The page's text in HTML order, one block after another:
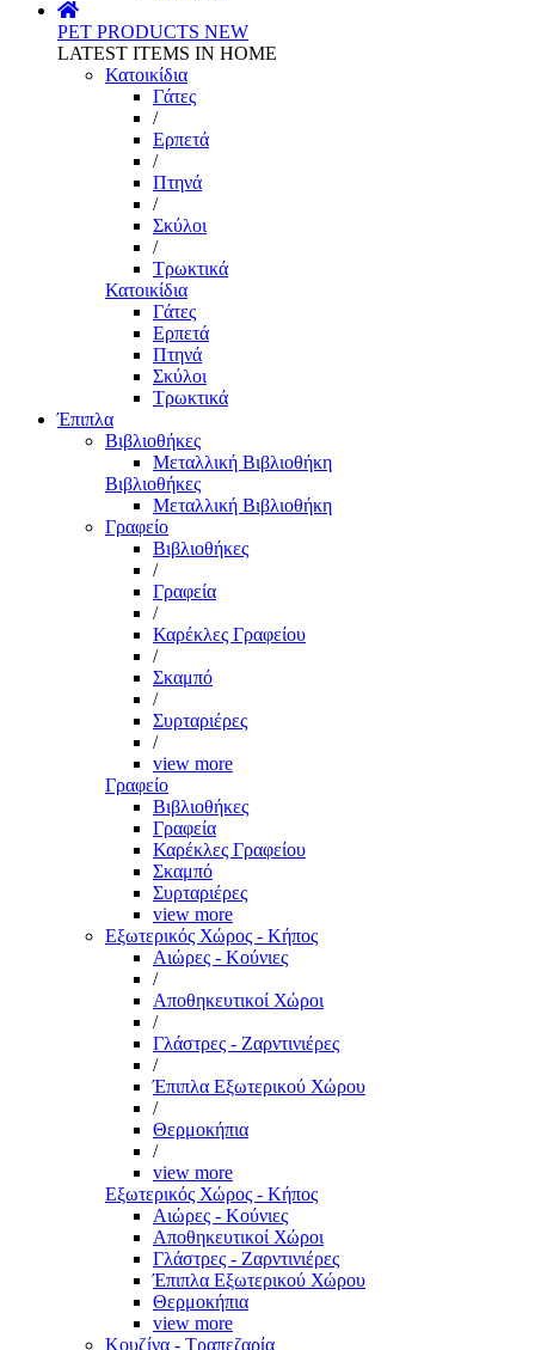
PET PRODUCTS NEW
LATEST ITEMS IN HOME
Κατοικίδια
Γάτες
/
Ερπετά
/
Πτηνά
/
Σκύλοι
/
Τρωκτικά
Κατοικίδια
Γάτες
Ερπετά
Πτηνά
Σκύλοι
Τρωκτικά
Έπιπλα
Βιβλιοθήκες
Μεταλλική Βιβλιοθήκη
Βιβλιοθήκες
Μεταλλική Βιβλιοθήκη
Γραφείο
Βιβλιοθήκες
/
Γραφεία
/
Καρέκλες Γραφείου
/
Σκαμπό
/
Συρταριέρες
/
view more
Γραφείο
Βιβλιοθήκες
Γραφεία
Καρέκλες Γραφείου
Σκαμπό
Συρταριέρες
view more
Εξωτερικός Χώρος - Κήπος
Αιώρες - Κούνιες
/
Αποθηκευτικοί Χώροι
/
Γλάστρες - Ζαρντινιέρες
/
Έπιπλα Εξωτερικού Χώρου
/
Θερμοκήπια
/
view more
Εξωτερικός Χώρος - Κήπος
Αιώρες - Κούνιες
Αποθηκευτικοί Χώροι
Γλάστρες - Ζαρντινιέρες
Έπιπλα Εξωτερικού Χώρου
Θερμοκήπια
view more
Κουζίνα - Τραπεζαρία